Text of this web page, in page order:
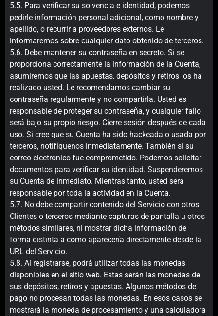
5.5. Para verificar su solvencia e identidad, podemos
pedirle información personal adicional, como nombre y
apellido, o recurrir a proveedores externos. Le
informaremos sobre cualquier dato obtenido de terceros.
5.6. Debe mantener su contraseña en secreto. Si se
proporciona correctamente la información de la Cuenta,
asumiremos que las apuestas, depósitos y retiros los ha
realizado usted. Le recomendamos cambiar su
contraseña regularmente y no compartirla. Usted es
responsable de proteger su contraseña, y cualquier fallo
será bajo su propio riesgo. Cierre sesión después de cada
uso. Si cree que su Cuenta ha sido hackeada o usada por
terceros, notifíquenos inmediatamente. También si su
correo electrónico fue comprometido. Podemos solicitar
documentos para verificar su identidad. Suspenderemos
su Cuenta de inmediato. Mientras tanto, usted será
responsable por toda la actividad en la Cuenta.
5.7. No debe compartir contenido del Servicio con otros
Clientes o terceros mediante capturas de pantalla u otros
métodos similares, ni mostrar dicha información de
forma distinta a como aparecería directamente desde la
URL del Servicio.
5.8. Al registrarse, podrá utilizar todas las monedas
disponibles en el sitio web. Estas serán las monedas de
sus depósitos, retiros y apuestas. Algunos métodos de
pago no procesan todas las monedas. En esos casos se
mostrará la moneda de procesamiento y una calculadora